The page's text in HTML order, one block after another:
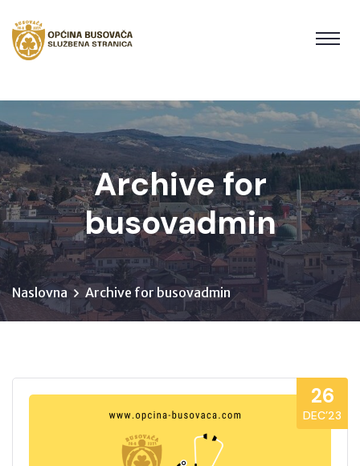
Archive for
busovadmin
Naslovna Archive for busovadmin
26
DEC’23